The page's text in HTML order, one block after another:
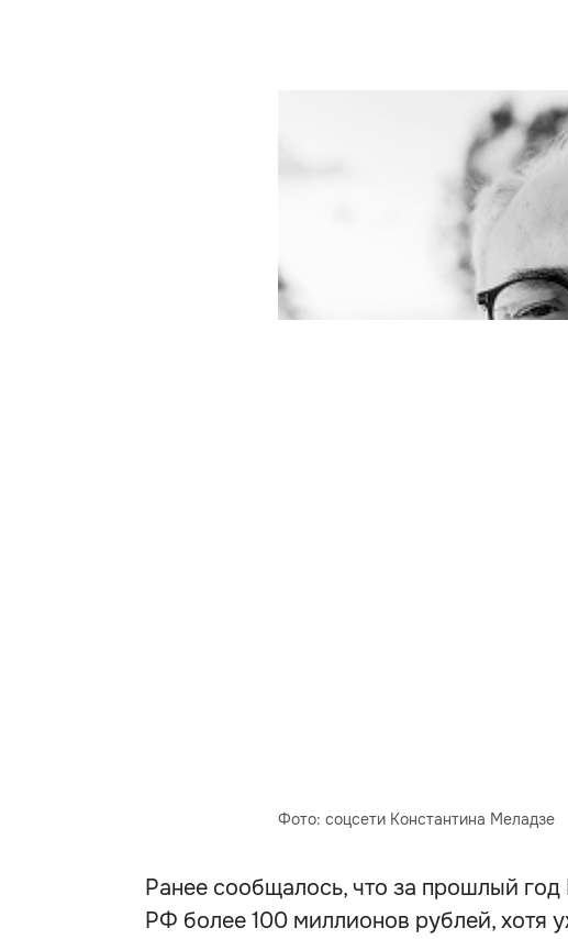
Фото: соцсети Константина Меладзе
Ранее сообщалось, что за прошлый
РФ более 100 миллионов рублей, хотя